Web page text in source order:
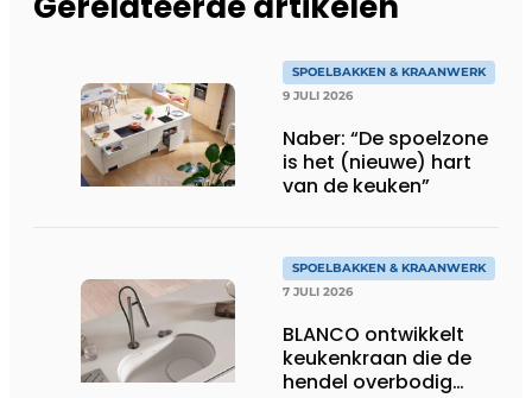
SPOELBAKKEN & KRAANWERK
9 JULI 2026
Naber: “De spoelzone
is het (nieuwe) hart
van de keuken”
SPOELBAKKEN & KRAANWERK
7 JULI 2026
BLANCO ontwikkelt
keukenkraan die de
hendel overbodig